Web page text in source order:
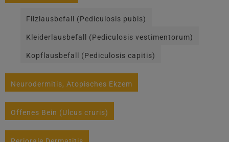
Filzlausbefall (Pediculosis pubis)
Kleiderlausbefall (Pediculosis vestimentorum)
Kopflausbefall (Pediculosis capitis)
Neurodermitis, Atopisches Ekzem
Offenes Bein (Ulcus cruris)